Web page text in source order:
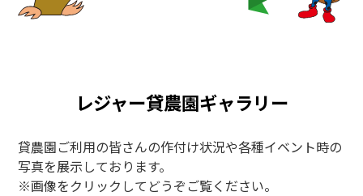
レジャー貸農園ギャラリー
貸農園ご利用の皆さんの作付け状況や各種イベント時の
写真を展示しております。
※画像をクリックしてどうぞご覧ください。